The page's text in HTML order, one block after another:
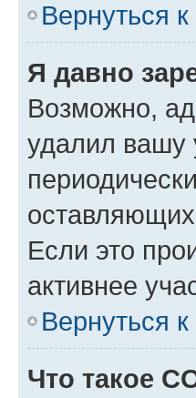
Вернуться
Я давно
Возможно,
удалил вашу
Если это
активнее
Вернуться
Что такое